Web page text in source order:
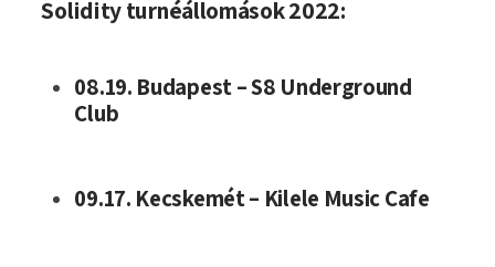
Solidity turnéállomások 2022:
08.19. Budapest – S8 Underground
Club
09.17. Kecskemét – Kilele Music Cafe